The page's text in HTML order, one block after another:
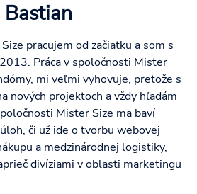
Bastian
pracujem od začiatku a som s
Práca v spoločnosti Mister
mi veľmi vyhovuje, pretože s
nových projektoch a vždy hľadám
Mister Size ma baví
či už ide o tvorbu webovej
a medzinárodnej logistiky,
divíziami v oblasti marketingu